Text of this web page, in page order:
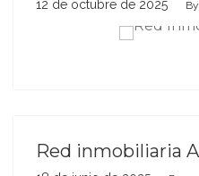
12 de octubre de 2025 By
Red inmobiliaria